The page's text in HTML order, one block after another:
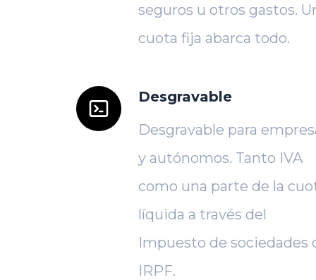
seguros u otros gastos.
cuota fija abarca todo.
Desgravable
Desgravable para
y autónomos. Tanto IVA
como una parte de la
líquida a través del
Impuesto de sociedades
IRPF.